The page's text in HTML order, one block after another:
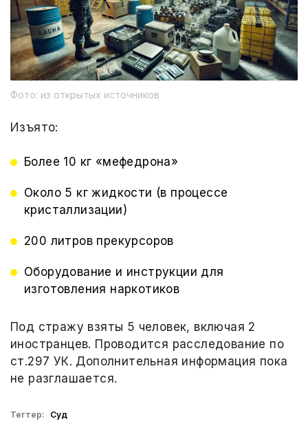
Фото: из открытых источников
Изъято:
Более 10 кг «мефедрона»
Около 5 кг жидкости (в процессе
кристаллизации)
200 литров прекурсоров
Оборудование и инструкции для
изготовления наркотиков
Под стражу взяты 5 человек, включая 2
иностранцев. Проводится расследование по
ст.297 УК. Дополнительная информация пока
не разглашается.
Тегтер: Суд